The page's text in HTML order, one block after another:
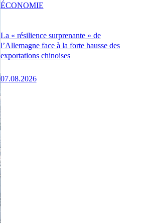
La « résilience surprenante » de
l’Allemagne face à la forte hausse des
exportations chinoises
07.08.2026
ÉCONOMIE